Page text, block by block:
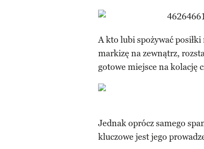
A kto lubi spożywać
markizę na zewnątrz,
gotowe miejsce na kolację
Jednak oprócz samego
kluczowe jest jego